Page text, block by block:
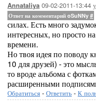
Annataliya 09-02-2011-13:44
Ответ на комментарий oSuNNy #
силах. Есть много
интересных, но просто
времени.
Но твоя идея по поводу
10 для друзей) - это
то вроде альбома с
расширенными
Обратиться - Ответить - К